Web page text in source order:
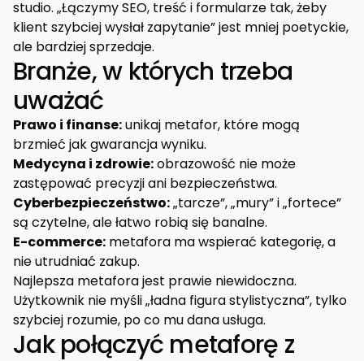
studio. „Łączymy SEO, treść i formularze tak, żeby
klient szybciej wysłał zapytanie” jest mniej poetyckie,
ale bardziej sprzedaje.
Branże, w których trzeba
uważać
Prawo i finanse:unikaj metafor, które mogą
brzmieć jak gwarancja wyniku.
Medycyna i zdrowie:obrazowość nie może
zastępować precyzji ani bezpieczeństwa.
Cyberbezpieczeństwo:„tarcze”, „mury” i „fortece”
są czytelne, ale łatwo robią się banalne.
E-commerce: metafora ma wspierać kategorię, a
nie utrudniać zakup.
Najlepsza metafora jest prawie niewidoczna.
Użytkownik nie myśli „ładna figura stylistyczna”, tylko
szybciej rozumie, po co mu dana usługa.
Jak połączyć metaforę z